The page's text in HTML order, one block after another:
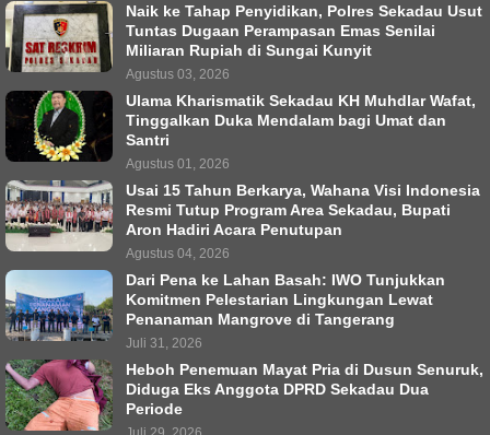
Naik ke Tahap Penyidikan, Polres Sekadau Usut
Tuntas Dugaan Perampasan Emas Senilai
Miliaran Rupiah di Sungai Kunyit
Agustus 03, 2026
Ulama Kharismatik Sekadau KH Muhdlar Wafat,
Tinggalkan Duka Mendalam bagi Umat dan
Santri
Agustus 01, 2026
Usai 15 Tahun Berkarya, Wahana Visi Indonesia
Resmi Tutup Program Area Sekadau, Bupati
Aron Hadiri Acara Penutupan
Agustus 04, 2026
Dari Pena ke Lahan Basah: IWO Tunjukkan
Komitmen Pelestarian Lingkungan Lewat
Penanaman Mangrove di Tangerang
Juli 31, 2026
Heboh Penemuan Mayat Pria di Dusun Senuruk,
Diduga Eks Anggota DPRD Sekadau Dua
Periode